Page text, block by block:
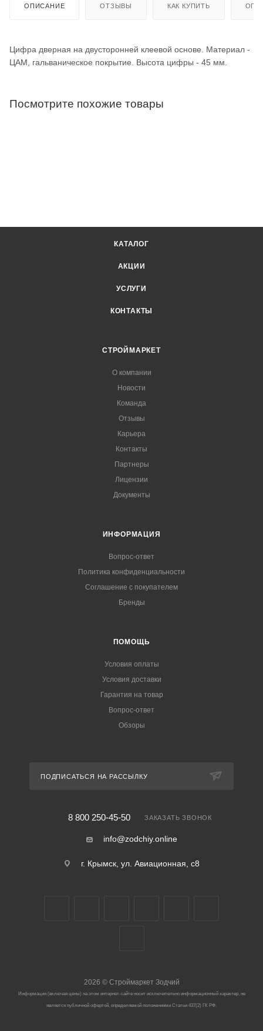
ОПИСАНИЕ ОТЗЫВЫ КАК КУПИТЬ
Цифра дверная на двусторонней клеевой основе. Материал -
ЦАМ, гальваническое покрытие. Высота цифры - 45 мм.
Посмотрите похожие товары
КАТАЛОГ
АКЦИИ
УСЛУГИ
КОНТАКТЫ
СТРОЙМАРКЕТ
О компании
Новости
Команда
Отзывы
Карьера
Контакты
Партнеры
Лицензии
Документы
ИНФОРМАЦИЯ
Вопрос-ответ
Политика конфиденциальности
Соглашение с покупателем
Бренды
ПОМОЩЬ
Условия оплаты
Условия доставки
Гарантия на товар
Вопрос-ответ
Обзоры
ПОДПИСАТЬСЯ НА РАССЫЛКУ
8 800 250-45-50 ЗАКАЗАТЬ ЗВОНОК
info@zodchiy.online
г. Крымск, ул. Авиационная, с8
2026 ©Строймаркет Зодчий
Информация (включая цены) на этом интернет-сайте носит исключительно информационный характер, не
является публичной офертой, определяемой положениями Статьи 437(2) ГК РФ.